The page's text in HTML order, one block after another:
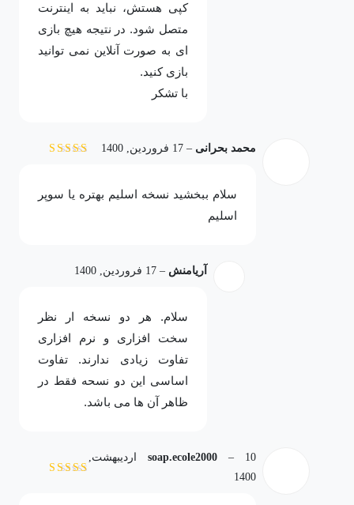
کپی هستش، نباید به اینترنت
متصل شود. در نتیجه هیچ بازی
ای به صورت آنلاین نمی توانید
بازی کنید.
با تشکر
محمد بحرانی – 17 فروردین, 1400
سلام ببخشید نسخه اسلیم بهتره یا سوپر
اسلیم
آریامنش – 17 فروردین, 1400
سلام. هر دو نسخه ار نظر
سخت افزاری و نرم افزاری
تفاوت زیادی ندارند. تفاوت
اساسی این دو نسحه فقط در
ظاهر آن ها می باشد.
soap.ecole2000 –
10 اردیبهشت,
1400